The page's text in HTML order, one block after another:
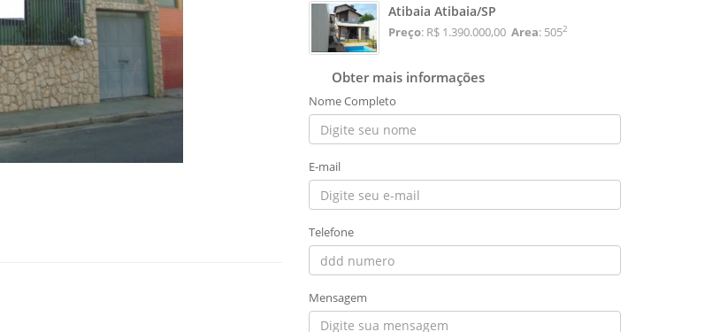
Atibaia Atibaia/SP
Preço: R$ 1.390.000,00 Area: 5052
Obter mais informações
Nome Completo
E-mail
Telefone
Mensagem